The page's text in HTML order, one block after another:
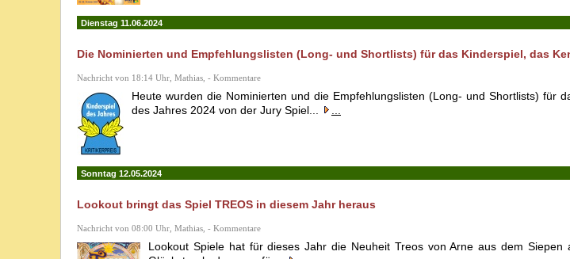
Dienstag 11.06.2024
Die Nominierten und Empfehlungslisten (Long- und Shortlists) für das Kinderspiel, das
Nachricht von 18:14 Uhr, Mathias, - Kommentare
Heute wurden die Nominierten und die Empfehlungslisten (Long- und Shortlists)
des Jahres 2024 von der Jury Spiel...
Sonntag 12.05.2024
Lookout bringt das Spiel TREOS in diesem Jahr heraus
Nachricht von 08:00 Uhr, Mathias, - Kommentare
Lookout Spiele hat für dieses Jahr die Neuheit Treos von Arne aus dem